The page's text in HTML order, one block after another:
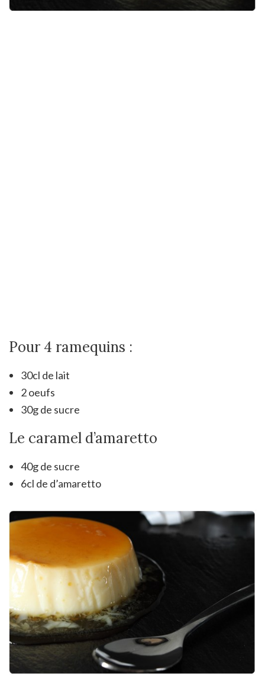
Pour 4 ramequins :
30cl de lait
2 oeufs
30g de sucre
Le caramel d’amaretto
40g de sucre
6cl de d’amaretto